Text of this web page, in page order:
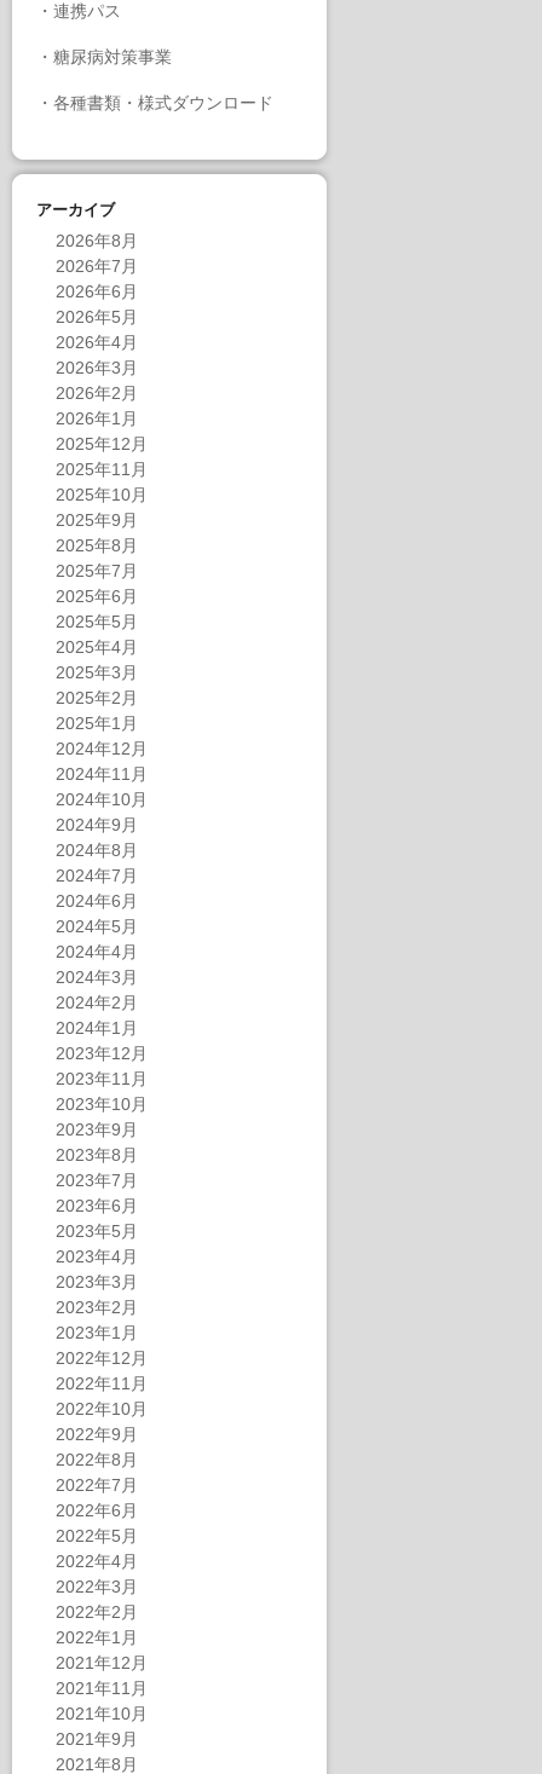
・ 連携パス
・ 糖尿病対策事業
・ 各種書類・様式ダウンロード
アーカイブ
2026年8月
2026年7月
2026年6月
2026年5月
2026年4月
2026年3月
2026年2月
2026年1月
2025年12月
2025年11月
2025年10月
2025年9月
2025年8月
2025年7月
2025年6月
2025年5月
2025年4月
2025年3月
2025年2月
2025年1月
2024年12月
2024年11月
2024年10月
2024年9月
2024年8月
2024年7月
2024年6月
2024年5月
2024年4月
2024年3月
2024年2月
2024年1月
2023年12月
2023年11月
2023年10月
2023年9月
2023年8月
2023年7月
2023年6月
2023年5月
2023年4月
2023年3月
2023年2月
2023年1月
2022年12月
2022年11月
2022年10月
2022年9月
2022年8月
2022年7月
2022年6月
2022年5月
2022年4月
2022年3月
2022年2月
2022年1月
2021年12月
2021年11月
2021年10月
2021年9月
2021年8月